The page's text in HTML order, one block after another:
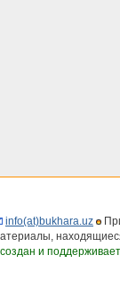
info(at)bukhara.uz
и